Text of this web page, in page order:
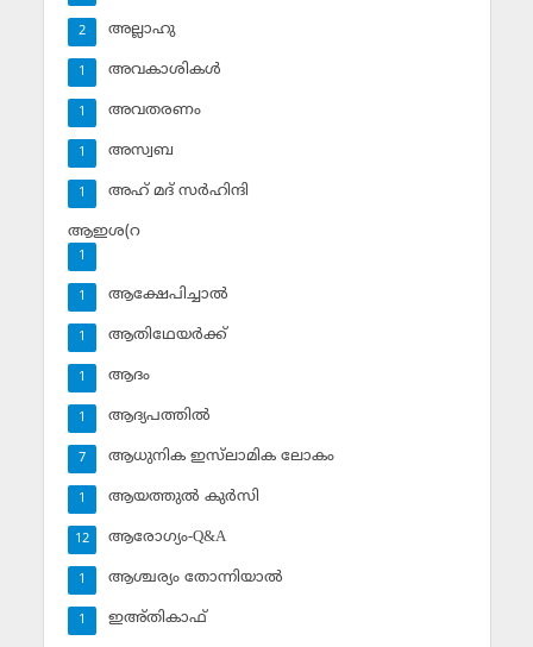
അല്ലാഹു
2
അവകാശികള്‍
1
അവതരണം
1
അസ്വബ
1
അഹ് മദ് സര്‍ഹിന്ദി
1
ആഇശ(റ
1
ആക്ഷേപിച്ചാല്‍
1
ആതിഥേയര്‍ക്ക്
1
ആദം
1
ആദ്യപത്തില്‍
1
ആധുനിക ഇസ്‌ലാമിക ലോകം
7
ആയത്തുല്‍ കുര്‍സി
1
ആരോഗ്യം-Q&A
12
ആശ്ചര്യം തോന്നിയാല്‍
1
ഇഅ്തികാഫ്‌
1